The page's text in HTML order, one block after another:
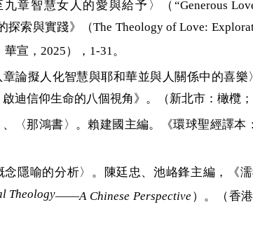
智慧女人的愛與給予〉（“Generous
索與實踐》（The Theology of Love:
宣，2025），1-31。
論擬人化智慧與耶和華並與人關係中的喜樂
迪信仰生命的八個視角》。（新北市：橄欖；
、 〈那鴻書〉。賴建國主編。《環球聖經譯
念隱喻的分析〉。陳廷忠、池峈鋒主編，《
Theology­——A Chinese Perspective）。（香